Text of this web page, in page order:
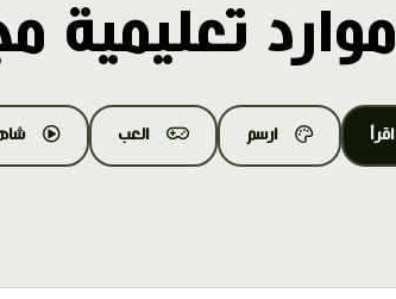
موارد تعليمية
اقرأ ارسم العب